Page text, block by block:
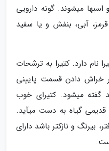
میشوند. گونه دارویی
آبی، بنفش و یا سفید
نام دارد. کتیرا به ترشحات
دادن قسمت پایینی
گفته میشود. کتیرای خوب
گیاه به دست میآید.
بیرنگ و نازکتر باشد دارای